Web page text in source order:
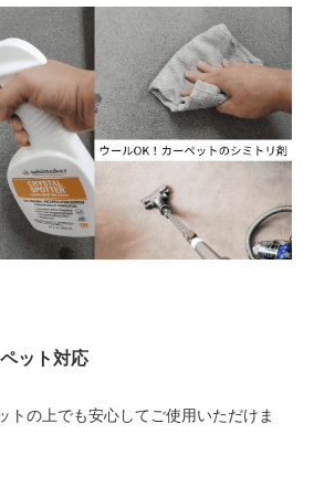
ット対応
トの上でも安心してご使用いただけま